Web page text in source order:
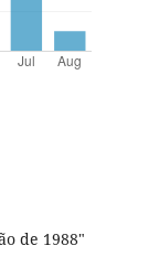
de 1988"